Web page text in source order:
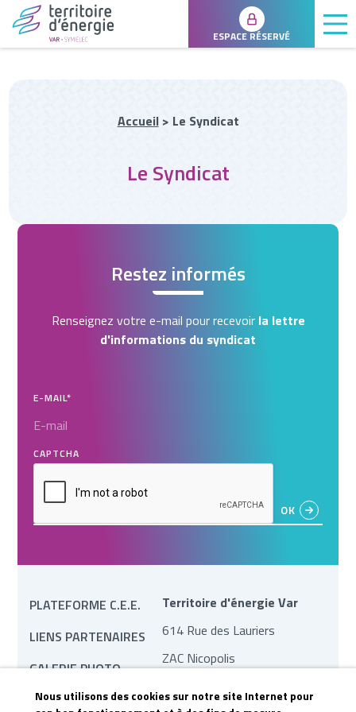
ESPACE RÉSERVÉ
Accueil> Le Syndicat
Le Syndicat
Restez informés
Renseignez votre e-mail pour recevoir la lettre
d'informations du syndicat
E-MAIL*
CAPTCHA
PLATEFORME C.E.E.
LIENS PARTENAIRES
GALERIE PHOTO
MARCHÉS PUBLICS
Territoire d'énergie Var
614 Rue des Lauriers
ZAC Nicopolis
Nous utilisons des cookies sur notre site Internet pour